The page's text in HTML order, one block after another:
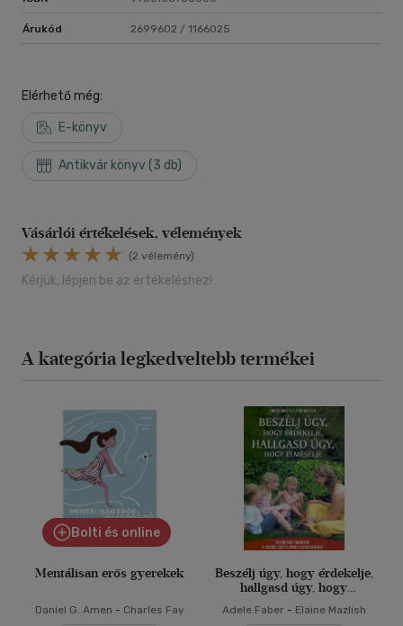
Árukód 2699602 / 1166025
Elérhető még:
E-könyv
Antikvár könyv (3 db)
Vásárlói értékelések, vélemények
(2 vélemény)
Kérjük, lépjen be az értékeléshez!
A kategória legkedveltebb termékei
Bolti és online
Mentálisan erős gyerekek
Daniel G. Amen - Charles Fay
Beszélj úgy, hogy érdekelje,
hallgasd úgy, hogy
Adele Faber - Elaine Mazlish